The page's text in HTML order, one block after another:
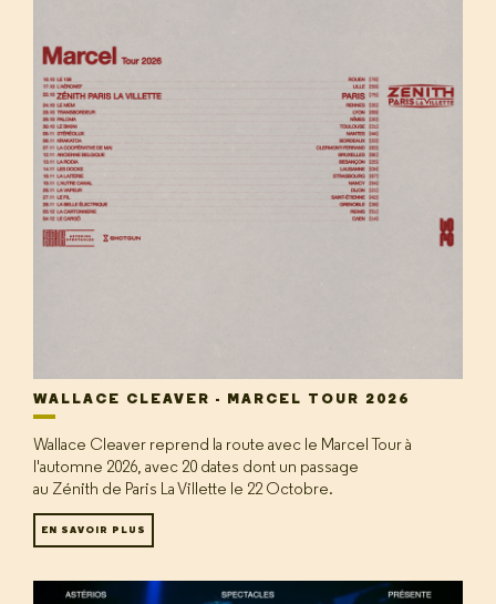
WALLACE CLEAVER - MARCEL TOUR 2026
Wallace Cleaver reprend la route avec le Marcel Tour à
l'automne 2026, avec 20 dates dont un passage
au Zénith de Paris La Villette le 22 Octobre.
EN SAVOIR PLUS